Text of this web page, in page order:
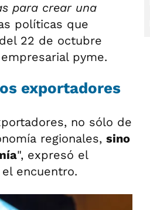
para crear una
políticas que
22 de octubre
pyme.
exportadores
no sólo de
regionales, sino
", expresó el
encuentro.